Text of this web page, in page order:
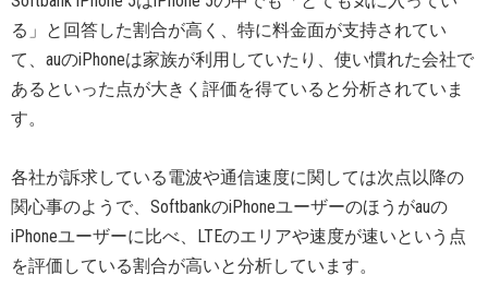
る」と回答した割合が高く、特に料金面が支持されてい
て、auのiPhoneは家族が利用していたり、使い慣れた会社で
あるといった点が大きく評価を得ていると分析されていま
す。
各社が訴求している電波や通信速度に関しては次点以降の
関心事のようで、SoftbankのiPhoneユーザーのほうがauの
iPhoneユーザーに比べ、LTEのエリアや速度が速いという点
を評価している割合が高いと分析しています。